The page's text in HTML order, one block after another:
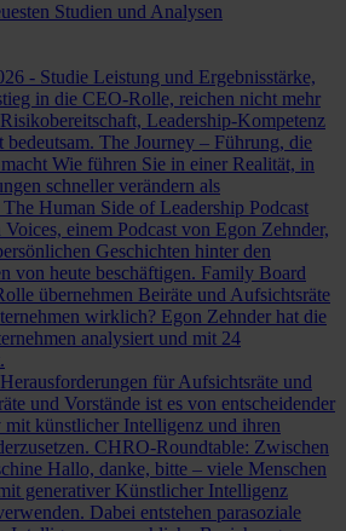
Studien und Analysen
- Studie Leistung und Ergebnisstärke,
in die CEO-Rolle, reichen nicht mehr
Leadership-Kompetenz
The Journey – Führung, die
Wie führen Sie in einer Realität, in
schneller verändern als
The Human Side of Leadership Podcast
einem Podcast von Egon Zehnder,
Geschichten hinter den
von heute beschäftigen. Family Board
übernehmen Beiräte und Aufsichtsräte
wirklich? Egon Zehnder hat die
analysiert und mit 24
für Aufsichtsräte und
und Vorstände ist es von entscheidender
mit künstlicher Intelligenz und ihren
CHRO-Roundtable: Zwischen
Hallo, danke, bitte – viele Menschen
generativer Künstlicher Intelligenz
Dabei entstehen parasoziale